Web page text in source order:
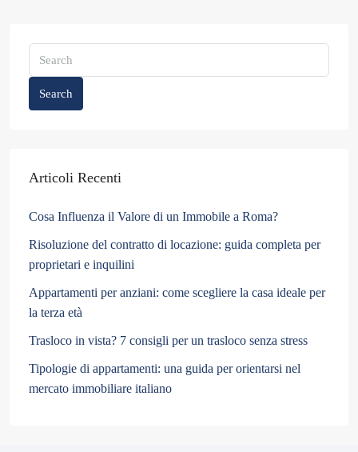
Search
Articoli Recenti
Cosa Influenza il Valore di un Immobile a Roma?
Risoluzione del contratto di locazione: guida completa per
proprietari e inquilini
Appartamenti per anziani: come scegliere la casa ideale per
la terza età
Trasloco in vista? 7 consigli per un trasloco senza stress
Tipologie di appartamenti: una guida per orientarsi nel
mercato immobiliare italiano